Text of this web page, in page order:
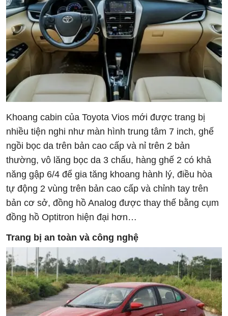
Khoang cabin của Toyota Vios mới được trang bị
nhiều tiện nghi như màn hình trung tâm 7 inch, ghế
ngồi bọc da trên bản cao cấp và nỉ trên 2 bản
thường, vô lăng bọc da 3 chấu, hàng ghế 2 có khả
năng gập 6/4 để gia tăng khoang hành lý, điều hòa
tự động 2 vùng trên bản cao cấp và chỉnh tay trên
bản cơ sở, đồng hồ Analog được thay thế bằng cụm
đồng hồ Optitron hiện đại hơn…
Trang bị an toàn và công nghệ